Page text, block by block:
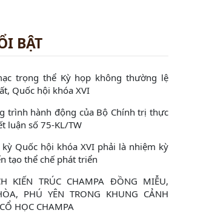
BẬT
trọng thể Kỳ họp không thường lệ
Quốc hội khóa XVI
trình hành động của Bộ Chính trị thực
luận số 75-KL/TW
kỳ Quốc hội khóa XVI phải là nhiệm kỳ
tạo thể chế phát triển
KIẾN TRÚC CHAMPA ĐỒNG MIỄU,
PHÚ YÊN TRONG KHUNG CẢNH
HỌC CHAMPA